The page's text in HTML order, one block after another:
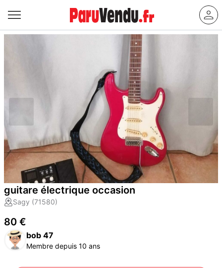
guitare électrique occasion
Sagy (71580)
80 €
bob 47
Membre depuis 10 ans